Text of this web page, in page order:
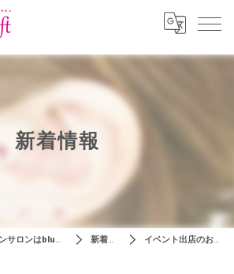
新着情報
京都のリラクゼーションサロンはblumenduft 新着情報 イベント出店のお知らせ